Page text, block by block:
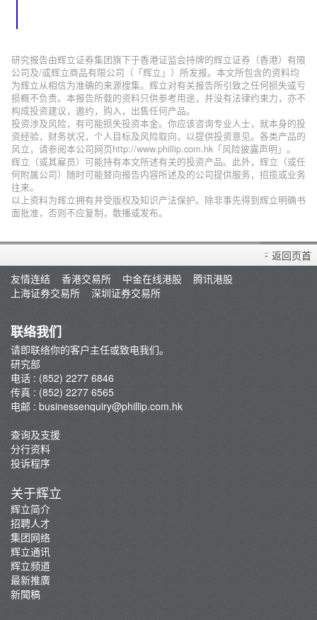
研究报告由辉立证券集团旗下于香港证监会持牌的辉立证券（香港）有限
公司及/或辉立商品有限公司（「辉立」）所发报。本文所包含的资料均
为辉立从相信为准确的来源搜集。辉立对有关报告所引致之任何损失或亏
损概不负责。本报告所载的资料只供参考用途，并没有法律约束力，亦不
构成投资建议，邀约，购入，出售任何产品。
投资涉及风险，有可能损失投资本金。你应该咨询专业人士，就本身的投
资经验，财务状况，个人目标及风险取向，以提供投资意见。各类产品的
风立，请参阅本公司网页http://www.phillip.com.hk「风险披露声明」。
辉立（或其雇员）可能持有本文所述有关的投资产品。此外，辉立（或任
何附属公司）随时可能替向报告内容所述及的公司提供服务，招揽或业务
往来。
以上资料为辉立拥有并受版权及知识产法保护。除非事先得到辉立明确书
面批准，否则不应复制，散播或发布。
返回页首
友情连结
香港交易所 中金在线港股
腾讯港股
上海证券交易所
深圳证券交易所
联络我们
请即联络你的客户主任或致电我们。
研究部
电话 : (852) 2277 6846
传真 : (852) 2277 6565
电邮 : businessenquiry@phillip.com.hk
查询及支援
分行资料
投诉程序
关于辉立
辉立简介
招聘人才
集团网络
辉立通讯
辉立频道
最新推廣
新聞稿